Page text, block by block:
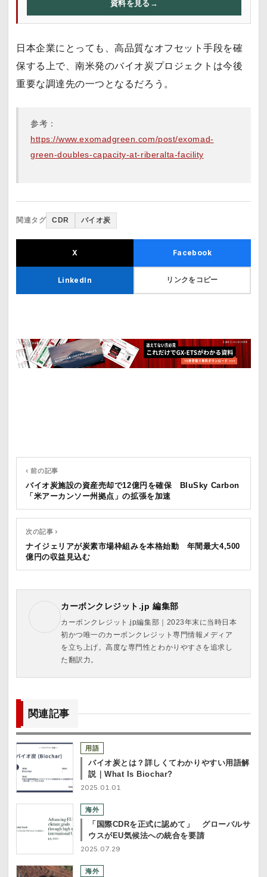
資料を見る →
日本企業にとっても、高品質なオフセット手段を確
保する上で、南米発のバイオ炭プロジェクトは今後
重要な調達先の一つとなるだろう。
参考：
https://www.exomadgreen.com/post/exomad-
green-doubles-capacity-at-riberalta-facility
関連タグ CDR バイオ炭
X Facebook
LinkedIn リンクをコピー
‹ 前の記事
バイオ炭施設の資産売却で12億円を確保 BluSky Carbon
「米アーカンソー州拠点」の拡張を加速
次の記事 ›
ナイジェリアが炭素市場枠組みを本格始動 年間最大4,500
億円の収益見込む
カーボンクレジット.jp 編集部
カーボンクレジット.jp編集部｜2023年末に当時日本
初かつ唯一のカーボンクレジット専門情報メディア
を立ち上げ。高度な専門性とわかりやすさを追求し
た翻訳力。
関連記事
用語
バイオ炭とは？詳しくてわかりやすい用語解
説｜What Is Biochar?
2025.01.01
海外
「国際CDRを正式に認めて」 グローバルサ
ウスがEU気候法への統合を要請
2025.07.29
海外